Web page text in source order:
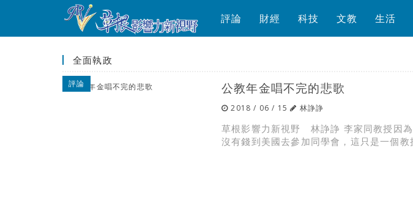
評論 財經 科技 文教 生活
全面執政
評論 公教年金唱不完的悲歌
2018 / 06 / 15 林諍諍
草根影響力新視野 林諍諍 李家同教授因為
沒有錢到美國去參加同學會，這只是一個